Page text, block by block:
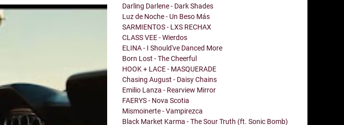
Darling Darlene - Dark Shades
Luz de Noche - Un Beso Más
SARMIENTOS - LXS RECHAX
CLASS VEE - Wierdos
ELINA - I Should've Danced More
Born Lost - The Cheerful
HOOK + LACE - MASQUERADE
Chasing August - Daisy Chains
Emilio Lanza - Rearview Mirror
FAERYS - Nova Scotia
Mismoinerte - Vampirezca
Black Market Karma - The Sour Truth (ft. Sonic Bomb)